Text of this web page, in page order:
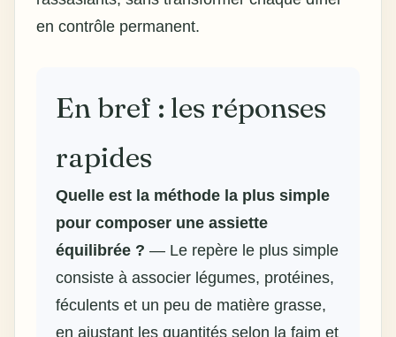
en contrôle permanent.
En bref : les réponses
rapides
Quelle est la méthode la plus simple
pour composer une assiette
équilibrée ? — Le repère le plus simple
consiste à associer légumes, protéines,
féculents et un peu de matière grasse,
en ajustant les quantités selon la faim et